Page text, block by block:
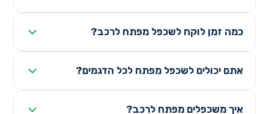
כמה זמן לוקח לשכפל מפתח לרכב?
אתם יכולים לשכפל מפתח לכל הדגמים?
איך משכפלים מפתח לרכב?